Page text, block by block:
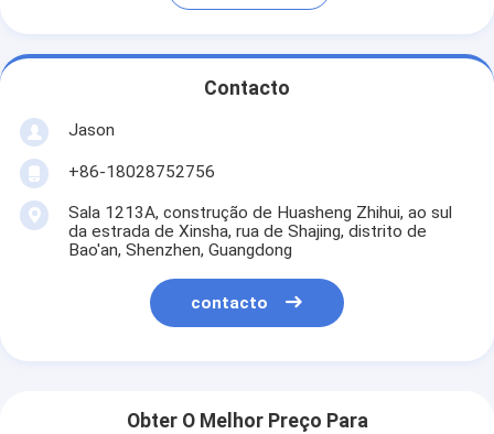
Contacto
Jason
+86-18028752756
Sala 1213A, construção de Huasheng Zhihui, ao sul
da estrada de Xinsha, rua de Shajing, distrito de
Bao'an, Shenzhen, Guangdong
contacto
Obter O Melhor Preço Para